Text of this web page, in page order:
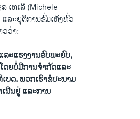
ເທເລີ (Michele
ລະຍຸຕິ​ການ​ຂົ່ມ​ເຫັງ​ທົ່ວ​
ວ່າ:
ລະແຮງງານ​ອົບ​ພະຍົບ,
ດຍ​ບໍ່​ມີ​ການ​ຈໍາກັດ​ແລະ
ບດ. ພວກ​ເຮົາຂໍປະນາມ​
ນີນຢູ່ ​ແລະ​ການ​